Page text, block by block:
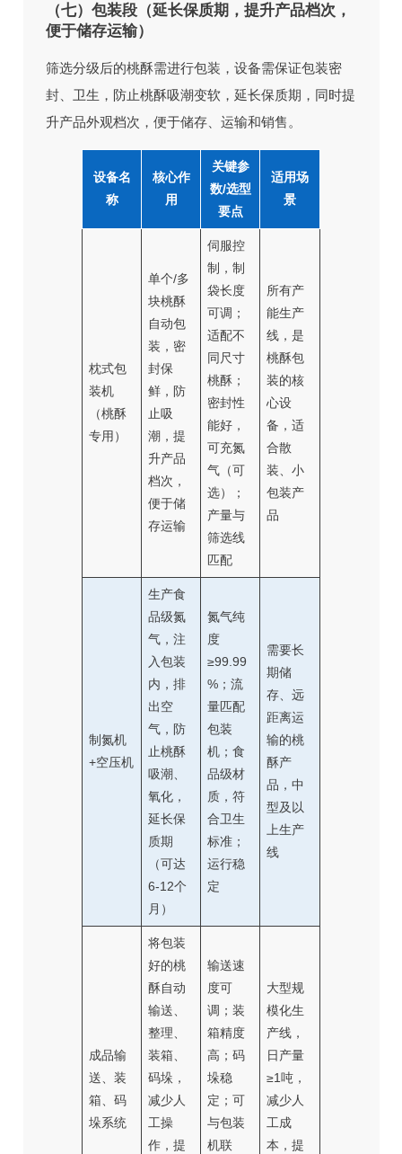
（七）包装段（延长保质期，提升产品档次，
便于储存运输）
筛选分级后的桃酥需进行包装，设备需保证包装密
封、卫生，防止桃酥吸潮变软，延长保质期，同时提
升产品外观档次，便于储存、运输和销售。
设备名
称
核心作
用
关键参
数/选型
要点
适用场
景
枕式包
装机
（桃酥
专用）
单个/多
块桃酥
自动包
装，密
封保
鲜，防
止吸
潮，提
升产品
档次，
便于储
存运输
伺服控
制，制
袋长度
可调；
适配不
同尺寸
桃酥；
密封性
能好，
可充氮
气（可
选）；
产量与
筛选线
匹配
所有产
能生产
线，是
桃酥包
装的核
心设
备，适
合散
装、小
包装产
品
制氮机
+空压机
生产食
品级氮
气，注
入包装
内，排
出空
气，防
止桃酥
吸潮、
氧化，
延长保
质期
（可达
6-12个
月）
氮气纯
度
≥99.99
%；流
量匹配
包装
机；食
品级材
质，符
合卫生
标准；
运行稳
定
需要长
期储
存、远
距离运
输的桃
酥产
品，中
型及以
上生产
线
成品输
送、装
箱、码
垛系统
将包装
好的桃
酥自动
输送、
整理、
装箱、
码垛，
减少人
工操
作，提
输送速
度可
调；装
箱精度
高；码
垛稳
定；可
与包装
机联
大型规
模化生
产线，
日产量
≥1吨，
减少人
工成
本，提